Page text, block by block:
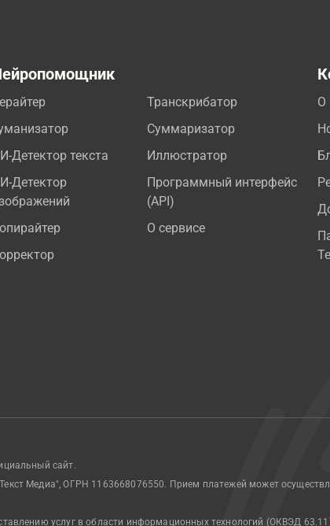
Детектор текста
Детектор
Транскрибатор
Суммаризатор
Иллюстратор
Программный интерфейс
(API)
О сервисе
О
сайт.
Медиа", ОГРН 1163668076550. Прием платежей может
услуг в области информационных технологий (ОКВЭД